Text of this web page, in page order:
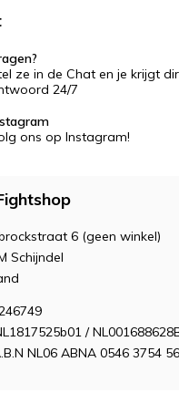
ze in de Chat en je krijgt
24/7
ons op Instagram!
6 (geen winkel)
Schijndel
/
NL06 ABNA 0546 3754 56